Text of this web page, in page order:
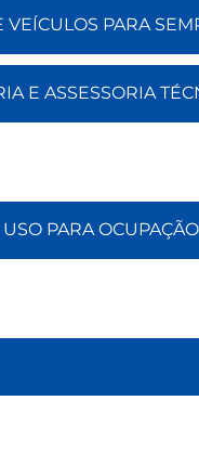
PARA
E ASSESSORIA
PARA